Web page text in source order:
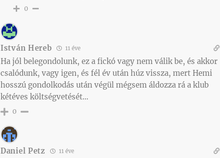
0
István Hereb 11 éve
Ha jól belegondolunk, ez a fickó vagy nem válik be, és akkor
csalódunk, vagy igen, és fél év után húz vissza, mert Hemi
hosszú gondolkodás után végül mégsem áldozza rá a klub
kétéves költségvetését…
0
Daniel Petz 11 éve